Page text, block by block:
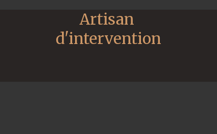
Artisan
d'intervention